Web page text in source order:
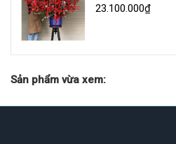
23.100.000₫
Sản phẩm vừa xem: